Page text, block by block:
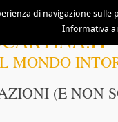
MONDO
(E NON
di navigazione
Informativa ai